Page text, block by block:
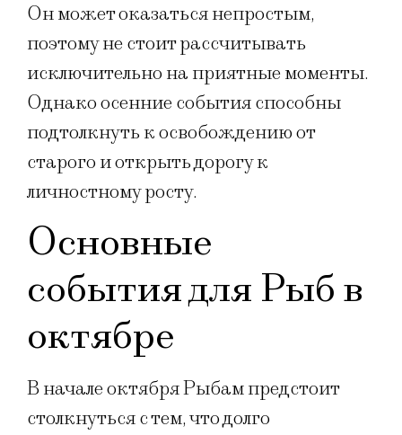
Он может оказаться непростым,
поэтому не стоит рассчитывать
исключительно на приятные моменты.
Однако осенние события способны
подтолкнуть к освобождению от
старого и открыть дорогу к
личностному росту.
Основные
события для Рыб в
октябре
В начале октября Рыбам предстоит
столкнуться с тем, что долго